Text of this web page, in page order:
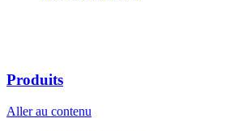
Produits
Aller au contenu